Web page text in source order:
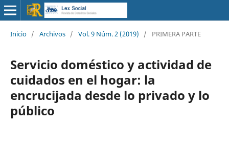
Inicio / Archivos / Vol. 9 Núm. 2 (2019) / PRIMERA PARTE
Servicio doméstico y actividad de
cuidados en el hogar: la
encrucijada desde lo privado y lo
público